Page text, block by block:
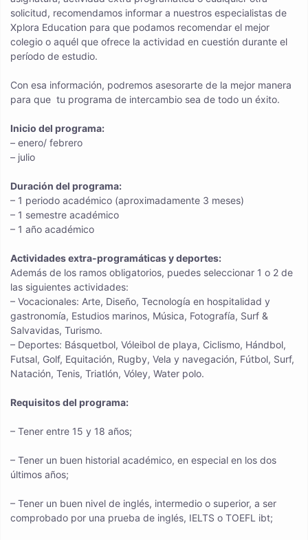
solicitud, recomendamos informar a nuestros especialistas de
Xplora Education para que podamos recomendar el mejor
colegio o aquél que ofrece la actividad en cuestión durante el
período de estudio.
Con esa información, podremos asesorarte de la mejor manera
para que tu programa de intercambio sea de todo un éxito.
Inicio del programa:
– enero/ febrero
– julio
Duración del programa:
– 1 periodo académico (aproximadamente 3 meses)
– 1 semestre académico
– 1 año académico
Actividades extra-programáticas y deportes:
Además de los ramos obligatorios, puedes seleccionar 1 o 2 de
las siguientes actividades:
– Vocacionales: Arte, Diseño, Tecnología en hospitalidad y
gastronomía, Estudios marinos, Música, Fotografía, Surf &
Salvavidas, Turismo.
– Deportes: Básquetbol, Vóleibol de playa, Ciclismo, Hándbol,
Futsal, Golf, Equitación, Rugby, Vela y navegación, Fútbol, Surf,
Natación, Tenis, Triatlón, Vóley, Water polo.
Requisitos del programa:
– Tener entre 15 y 18 años;
– Tener un buen historial académico, en especial en los dos
últimos años;
– Tener un buen nivel de inglés, intermedio o superior, a ser
comprobado por una prueba de inglés, IELTS o TOEFL ibt;